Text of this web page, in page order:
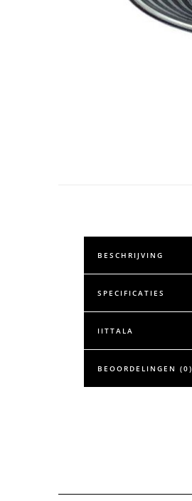
BESCHRIJVING
SPECIFICATIES
IITTALA
BEOORDELINGEN (0)